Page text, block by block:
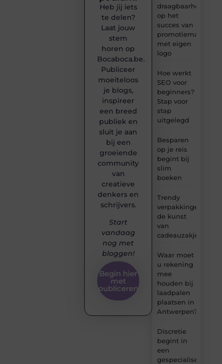
draagbaarheid
op het
succes van
promotiemateriaal
met eigen
logo
Hoe werkt
SEO voor
beginners?
Stap voor
stap
uitgelegd
Besparen
op je reis
begint bij
slim
boeken
Trendy
verpakkingen:
de kunst
van
cadeauzakjes
Waar moet
u rekening
mee
houden bij
laadpalen
plaatsen in
Antwerpen?
Discretie
begint in
een
gespecialiseerde
Heb jij iets
te delen?
Laat jouw
stem
horen op
Bocaboca.be.
Publiceer
moeiteloos
je blogs,
inspireer
een breed
publiek en
sluit je aan
bij een
groeiende
community
van
creatieve
denkers en
schrijvers.
Start
vandaag
nog met
bloggen!
Begin hier
met
publiceren